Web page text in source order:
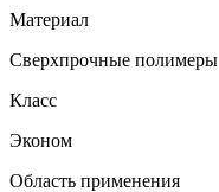
Материал
Сверхпрочные полимеры
Класс
Эконом
Область применения